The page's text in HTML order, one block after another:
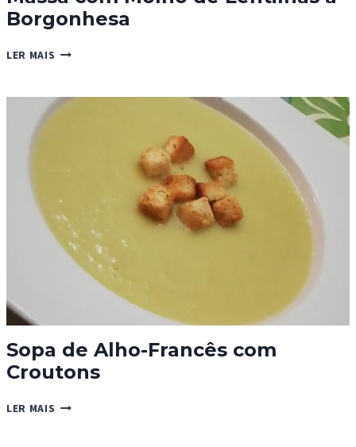
Borgonhesa
LER MAIS MASSA
DE
LENTILHAS
Sopa de Alho-Francês com
Croutons
LER MAIS SOPA